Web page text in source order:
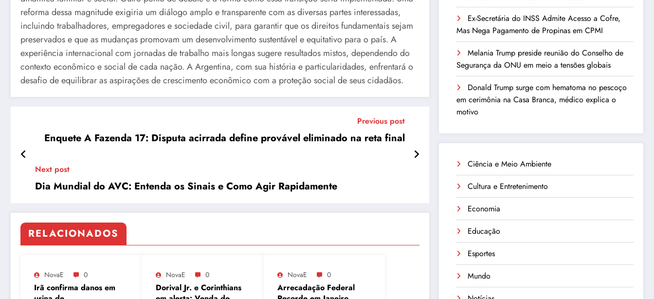
reforma dessa magnitude exigiria um diálogo amplo e transparente com as diversas partes interessadas,
incluindo trabalhadores, empregadores e sociedade civil, para garantir que os direitos fundamentais sejam
preservados e que as mudanças promovam um desenvolvimento sustentável e equitativo para o país. A
experiência internacional com jornadas de trabalho mais longas sugere resultados mistos, dependendo do
contexto econômico e social de cada nação. A Argentina, com sua história e particularidades, enfrentará o
desafio de equilibrar as aspirações de crescimento econômico com a proteção social de seus cidadãos.
Previous post
Enquete A Fazenda 17: Disputa acirrada define provável eliminado na reta final
Next post
Dia Mundial do AVC: Entenda os Sinais e Como Agir Rapidamente
RELACIONADOS
NovaE 0
Irã confirma danos em
NovaE 0
Dorival Jr. e Corinthians
NovaE 0
Arrecadação Federal
Ex-Secretária do INSS Admite Acesso a Cofre,
Mas Nega Pagamento de Propinas em CPMI
Melania Trump preside reunião do Conselho de
Segurança da ONU em meio a tensões globais
Donald Trump surge com hematoma no pescoço
em cerimônia na Casa Branca, médico explica o
motivo
Ciência e Meio Ambiente
Cultura e Entretenimento
Economia
Educação
Esportes
Mundo